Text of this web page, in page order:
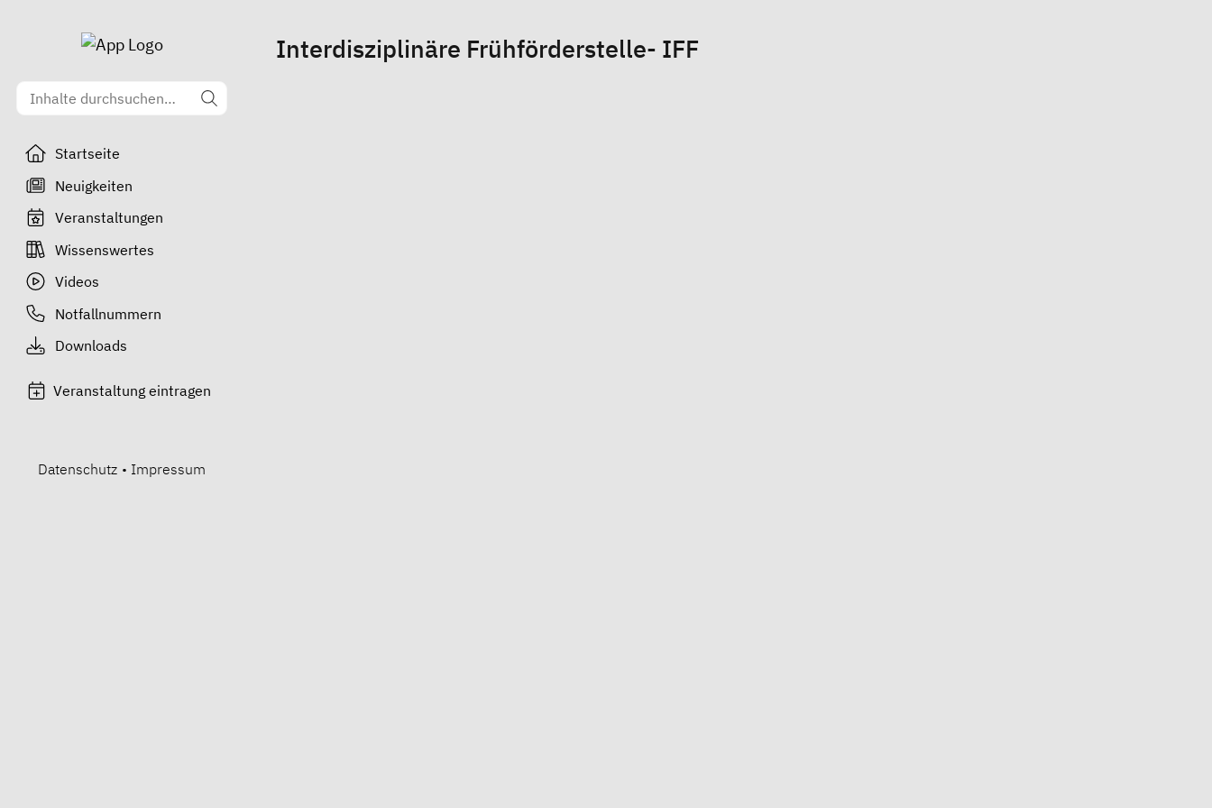
Startseite
Neuigkeiten
Veranstaltungen
Wissenswertes
Videos
Notfallnummern
Downloads
Veranstaltung eintragen
Datenschutz • Impressum
Interdisziplinäre Frühförderstelle- IFF